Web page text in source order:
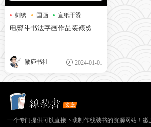
刺绣 国画 宣纸干烫
电熨斗书法字画作品装裱烫
徽庐书社 2024-01-01
一个专门提供可以直接下载制作线装书的资源网站！徽